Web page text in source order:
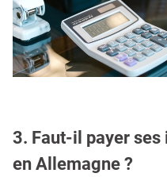
3. Faut-il payer ses
en Allemagne ?